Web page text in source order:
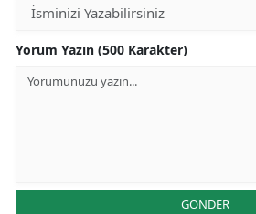
Yorum Yazın (500 Karakter)
GÖNDER